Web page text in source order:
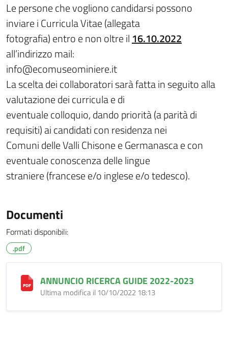
Le persone che vogliono candidarsi possono
inviare i Curricula Vitae (allegata
fotografia) entro e non oltre il 16.10.2022
all’indirizzo mail:
info@ecomuseominiere.it
La scelta dei collaboratori sarà fatta in seguito alla
valutazione dei curricula e di
eventuale colloquio, dando priorità (a parità di
requisiti) ai candidati con residenza nei
Comuni delle Valli Chisone e Germanasca e con
eventuale conoscenza delle lingue
straniere (francese e/o inglese e/o tedesco).
Documenti
Formati disponibili:
.pdf
ANNUNCIO RICERCA GUIDE 2022-2023
Ultima modifica il 10/10/2022 18:13